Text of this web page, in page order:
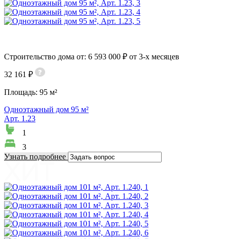
Строительство дома от: 6 593 000 ₽ от 3-х месяцев
32 161 ₽
Площадь: 95 м²
Одноэтажный дом 95 м²
Арт. 1.23
1
3
Узнать подробнее